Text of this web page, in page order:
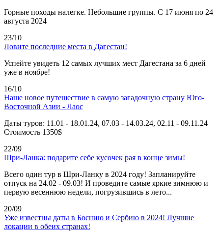
Горные походы налегке. Небольшие группы. С 17 июня по 24
августа 2024
23/10
Ловите последние места в Дагестан!
Успейте увидеть 12 самых лучших мест Дагестана за 6 дней
уже в ноябре!
16/10
Наше новое путешествие в самую загадочную страну Юго-
Восточной Азии - Лаос
Даты туров: 11.01 - 18.01.24, 07.03 - 14.03.24, 02.11 - 09.11.24
Стоимость 1350$
22/09
Шри-Ланка: подарите себе кусочек рая в конце зимы!
Всего один тур в Шри-Ланку в 2024 году! Запланируйте
отпуск на 24.02 - 09.03! И проведите самые яркие зимнюю и
первую весеннюю недели, погрузившись в лето...
20/09
Уже известны даты в Боснию и Сербию в 2024! Лучшие
локации в обеих странах!